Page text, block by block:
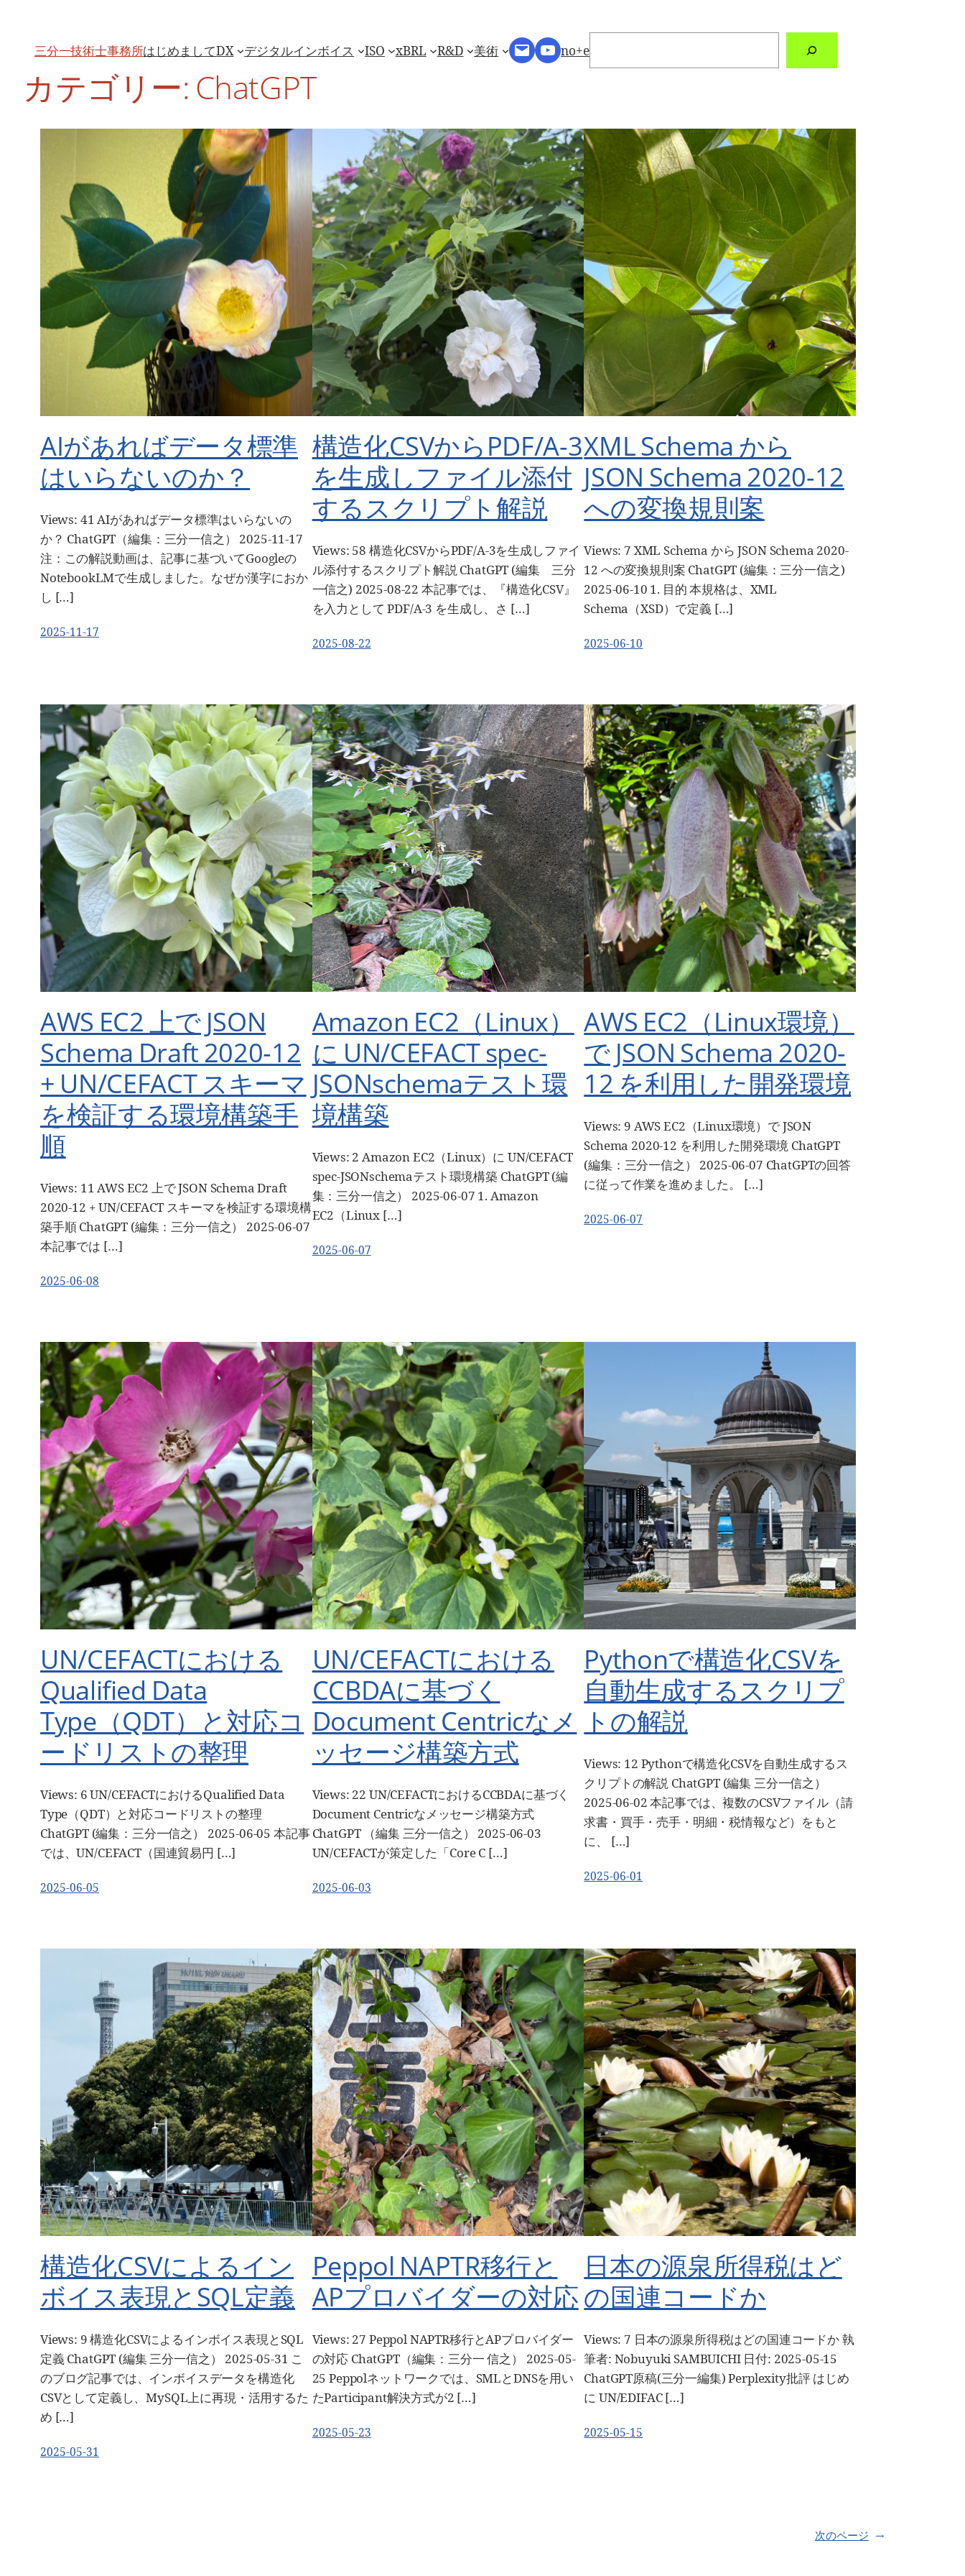
三分一技術士事務所はじめましてDX デジタルインボイス ISO xBRL R&D 美術 MailYouTube
no+e
検
索
カテゴリー: ChatGPT
AIがあればデータ標準
はいらないのか？
Views: 41 AIがあればデータ標準はいらないの
か？ ChatGPT（編集：三分一信之） 2025-11-17
注：この解説動画は、記事に基づいてGoogleの
NotebookLMで生成しました。なぜか漢字におか
し […]
2025-11-17
構造化CSVからPDF/A-3
を生成しファイル添付
するスクリプト解説
Views: 58 構造化CSVからPDF/A-3を生成しファイ
ル添付するスクリプト解説 ChatGPT (編集 三分
一信之) 2025-08-22 本記事では、『構造化CSV』
を入力として PDF/A-3 を生成し、さ […]
2025-08-22
XML Schema から
JSON Schema 2020-12
への変換規則案
Views: 7 XML Schema から JSON Schema 2020-
12 への変換規則案 ChatGPT (編集：三分一信之)
2025-06-10 1. 目的 本規格は、XML
Schema（XSD）で定義 […]
2025-06-10
AWS EC2 上で JSON
Schema Draft 2020-12
+ UN/CEFACT スキーマ
を検証する環境構築手
順
Views: 11 AWS EC2 上で JSON Schema Draft
2020-12 + UN/CEFACT スキーマを検証する環境構
築手順 ChatGPT (編集：三分一信之） 2025-06-07
本記事では […]
2025-06-08
Amazon EC2（Linux）
に UN/CEFACT spec-
JSONschemaテスト環
境構築
Views: 2 Amazon EC2（Linux）に UN/CEFACT
spec-JSONschemaテスト環境構築 ChatGPT (編
集：三分一信之） 2025-06-07 1. Amazon
EC2（Linux […]
2025-06-07
AWS EC2（Linux環境）
で JSON Schema 2020-
12 を利用した開発環境
Views: 9 AWS EC2（Linux環境）で JSON
Schema 2020-12 を利用した開発環境 ChatGPT
(編集：三分一信之） 2025-06-07 ChatGPTの回答
に従って作業を進めました。 […]
2025-06-07
UN/CEFACTにおける
Qualified Data
Type（QDT）と対応コ
ードリストの整理
Views: 6 UN/CEFACTにおけるQualified Data
Type（QDT）と対応コードリストの整理
ChatGPT (編集：三分一信之） 2025-06-05 本記事
では、UN/CEFACT（国連貿易円 […]
2025-06-05
UN/CEFACTにおける
CCBDAに基づく
Document Centricなメ
ッセージ構築方式
Views: 22 UN/CEFACTにおけるCCBDAに基づく
Document Centricなメッセージ構築方式
ChatGPT （編集 三分一信之） 2025-06-03
UN/CEFACTが策定した「Core C […]
2025-06-03
Pythonで構造化CSVを
自動生成するスクリプ
トの解説
Views: 12 Pythonで構造化CSVを自動生成するス
クリプトの解説 ChatGPT (編集 三分一信之）
2025-06-02 本記事では、複数のCSVファイル（請
求書・買手・売手・明細・税情報など）をもと
に、 […]
2025-06-01
構造化CSVによるイン
ボイス表現とSQL定義
Views: 9 構造化CSVによるインボイス表現とSQL
定義 ChatGPT (編集 三分一信之） 2025-05-31 こ
のブログ記事では、インボイスデータを構造化
CSVとして定義し、MySQL上に再現・活用するた
め […]
2025-05-31
Peppol NAPTR移行と
APプロバイダーの対応
Views: 27 Peppol NAPTR移行とAPプロバイダー
の対応 ChatGPT（編集：三分一 信之） 2025-05-
25 Peppolネットワークでは、SMLとDNSを用い
たParticipant解決方式が2 […]
2025-05-23
日本の源泉所得税はど
の国連コードか
Views: 7 日本の源泉所得税はどの国連コードか 執
筆者: Nobuyuki SAMBUICHI 日付: 2025-05-15
ChatGPT原稿(三分一編集) Perplexity批評 はじめ
に UN/EDIFAC […]
2025-05-15
次のページ →